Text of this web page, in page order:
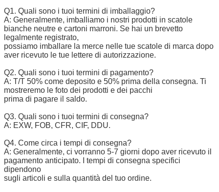
Q1. Quali sono i tuoi termini di imballaggio?
A: Generalmente, imballiamo i nostri prodotti in scatole
bianche neutre e cartoni marroni. Se hai un brevetto
legalmente registrato,
possiamo imballare la merce nelle tue scatole di marca dopo
aver ricevuto le tue lettere di autorizzazione.
Q2. Quali sono i tuoi termini di pagamento?
A: T/T 50% come deposito e 50% prima della consegna. Ti
mostreremo le foto dei prodotti e dei pacchi
prima di pagare il saldo.
Q3. Quali sono i tuoi termini di consegna?
A: EXW, FOB, CFR, CIF, DDU.
Q4. Come circa i tempi di consegna?
A: Generalmente, ci vorranno 5-7 giorni dopo aver ricevuto il
pagamento anticipato. I tempi di consegna specifici
dipendono
sugli articoli e sulla quantità del tuo ordine.